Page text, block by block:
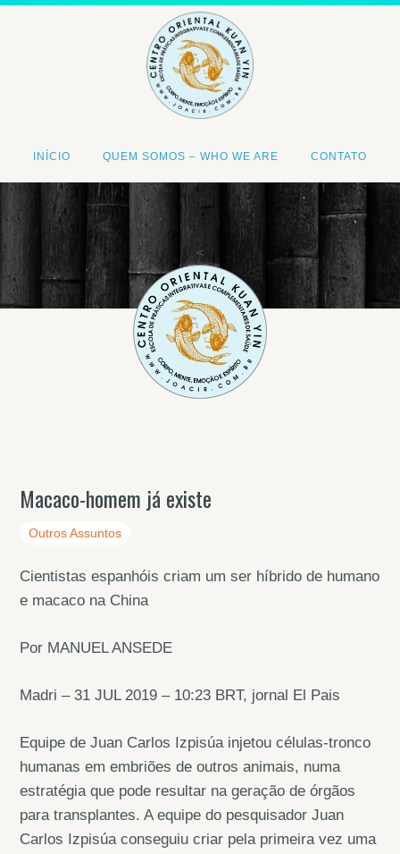
INÍCIO QUEM SOMOS – WHO WE ARE CONTATO
<
Macaco-homem já existe
Outros Assuntos
Cientistas espanhóis criam um ser híbrido de humano
e macaco na China
Por MANUEL ANSEDE
Madri – 31 JUL 2019 – 10:23 BRT, jornal El Pais
Equipe de Juan Carlos Izpisúa injetou células-tronco
humanas em embriões de outros animais, numa
estratégia que pode resultar na geração de órgãos
para transplantes. A equipe do pesquisador Juan
Carlos Izpisúa conseguiu criar pela primeira vez uma